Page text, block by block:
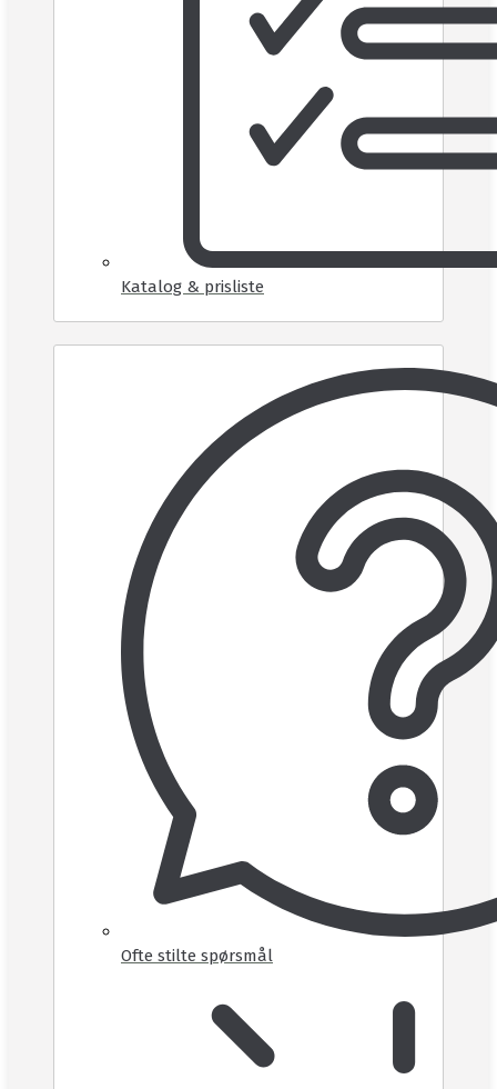
Katalog & prisliste
Ofte stilte spørsmål